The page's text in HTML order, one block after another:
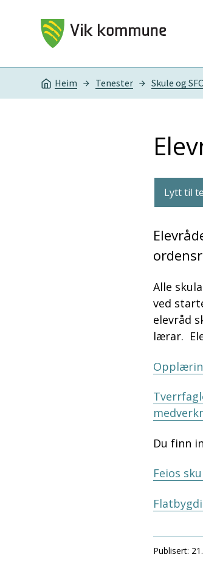
Vik kommune
Du er her:
Heim Tenester Skule og
Lytt til
Alle
ved
elevråd
lærar.
Du finn
Feios
Publisert